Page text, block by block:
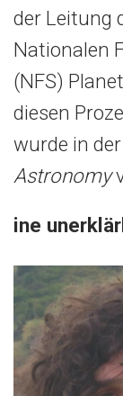
der Leitung
Nationalen
(NFS)
diesen
wurde in
Astronomy
ine